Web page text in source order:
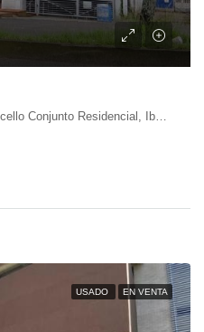
USADO EN VENTA